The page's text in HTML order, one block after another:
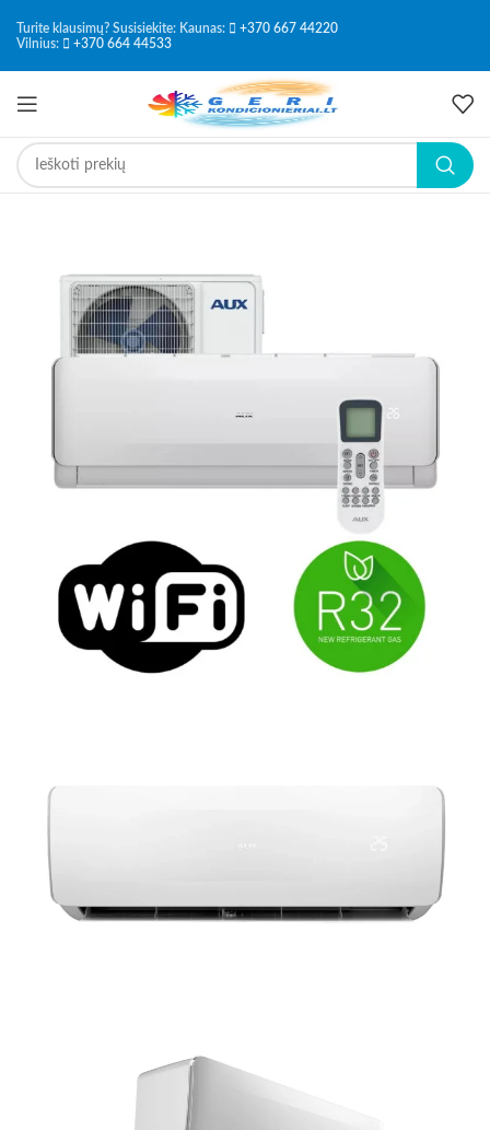
Turite klausimų? Susisiekite: Kaunas:
+370 667 44220
Vilnius:
+370 664 44533